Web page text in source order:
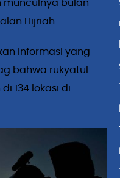
munculnya bulan
Hijriah.
informasi yang
bahwa rukyatul
134 lokasi di